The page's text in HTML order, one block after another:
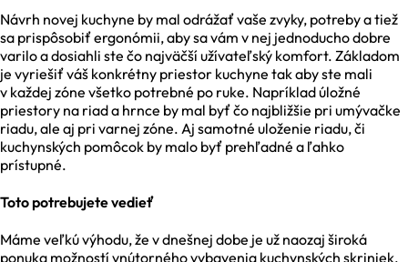
Návrh novej kuchyne by mal odrážať vaše zvyky, potreby a tiež
sa prispôsobiť ergonómii, aby sa vám v nej jednoducho dobre
varilo a dosiahli ste čo najväčší užívateľský komfort. Základom
je vyriešiť váš konkrétny priestor kuchyne tak aby ste mali
v každej zóne všetko potrebné po ruke. Napríklad úložné
priestory na riad a hrnce by mal byť čo najbližšie pri umývačke
riadu, ale aj pri varnej zóne. Aj samotné uloženie riadu, či
kuchynských pomôcok by malo byť prehľadné a ľahko
prístupné.
Toto potrebujete vedieť
Máme veľkú výhodu, že v dnešnej dobe je už naozaj široká
ponuka možností vnútorného vybavenia kuchynských skriniek.